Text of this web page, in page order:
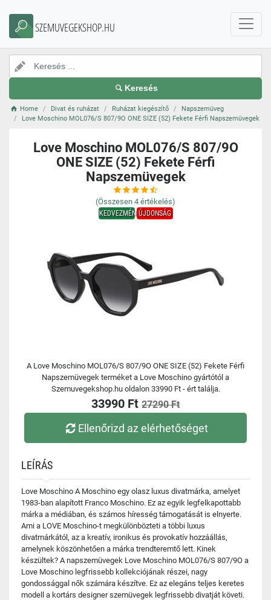
SZEMUVEGEKSHOP.HU
Keresés
Home Divat és ruházat Ruházat kiegészítő
Napszemüveg
Love Moschino MOL076/S 807/9O ONE SIZE (52) Fekete Férfi Napszemüvegek
Love Moschino MOL076/S 807/9O
ONE SIZE (52) Fekete Férfi
Napszemüvegek
(Összesen 4 értékelés)
KEDVEZMÉNYÚJDONSÁG
A Love Moschino MOL076/S 807/9O ONE SIZE (52) Fekete Férfi
Napszemüvegek terméket a Love Moschino gyártótól a
Szemuvegekshop.hu oldalon 33990 Ft - ért találja.
33990 Ft 27290 Ft
Ellenőrizd az elérhetőséget
LEÍRÁS
Love Moschino A Moschino egy olasz luxus divatmárka, amelyet
1983-ban alapított Franco Moschino. Ez az egyik legfelkapottabb
márka a médiában, és számos híresség támogatását is elnyerte.
Ami a LOVE Moschino-t megkülönbözteti a többi luxus
divatmárkától, az a kreatív, ironikus és provokatív hozzáállás,
amelynek köszönhetően a márka trendteremtő lett. Kinek
készültek? A napszemüvegek Love Moschino MOL076/S 807/9O a
Love Moschino legfrissebb kollekciójának részei, nagy
gondossággal nők számára készítve. Ez az elegáns teljes keretes
modell a kortárs designer szemüvegek legfrissebb divatját követi.